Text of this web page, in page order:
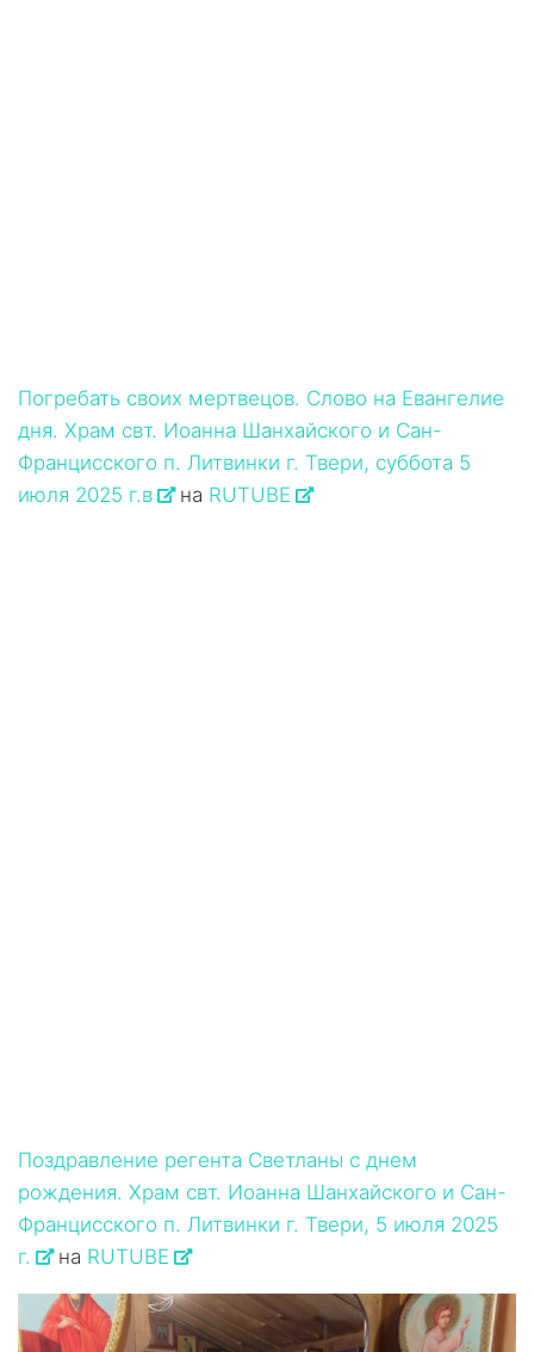
Погребать своих мертвецов. Слово на Евангелие
дня. Храм свт. Иоанна Шанхайского и Сан-
Францисского п. Литвинки г. Твери, суббота 5
июля 2025 г.в
на RUTUBE
Поздравление регента Светланы с днем
рождения. Храм свт. Иоанна Шанхайского и Сан-
Францисского п. Литвинки г. Твери, 5 июля 2025
г.
на RUTUBE